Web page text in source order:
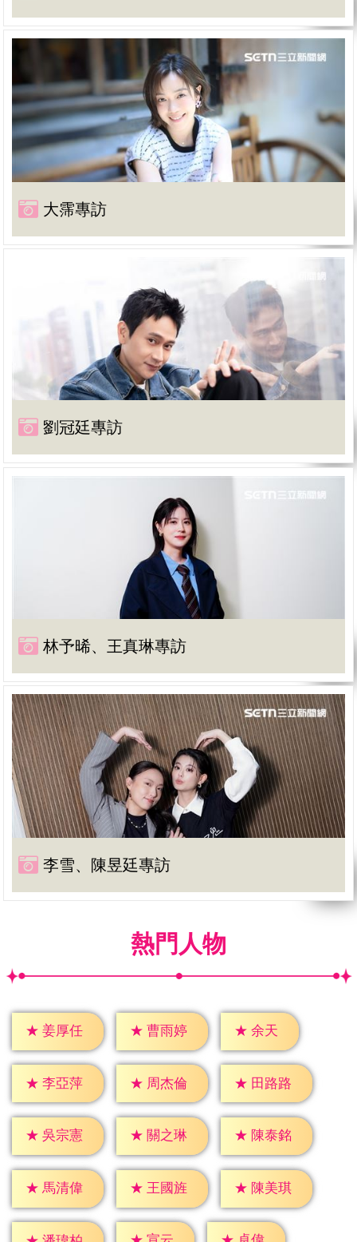
大霈專訪
劉冠廷專訪
林予晞、王真琳專訪
李雪、陳昱廷專訪
熱門人物
★ 姜厚任 ★ 曹雨婷 ★ 余天
★ 李亞萍 ★ 周杰倫 ★ 田路路
★ 吳宗憲 ★ 關之琳 ★ 陳泰銘
★ 馬清偉 ★ 王國旌 ★ 陳美琪